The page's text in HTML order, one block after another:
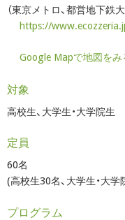
（東京メトロ、都営地下鉄
https://
Google Mapで地図をみ
対象
高校生、大学生・大学院生
定員
60名
(高校生30名、大学生・大学
プログラム